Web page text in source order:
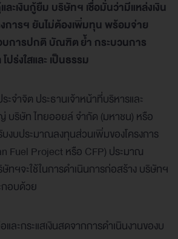
ะเงินกู้ยืม บริษัทฯ เชื่อมั่นว่ามีแหล่งเงิน
การฯ ยันไม่ต้องเพิ่มทุน พร้อมจ่าย
การปกติ บัณฑิต ย้ำ กระบวนการ
ร่งใสและ เป็นธรรม
ำจิต ประธานเจ้าหน้าที่บริหารและ
บริษัท ไทยออยล์ จำกัด (มหาชน) หรือ
งบประมาณลงทุนส่วนเพิ่มของโครงการ
Fuel Project หรือ CFP) ประมาณ
ฯจะใช้ในการดำเนินการก่อสร้าง บริษัทฯ
กอบด้วย
และกระแสเงินสดจากการดำเนินงานของบ